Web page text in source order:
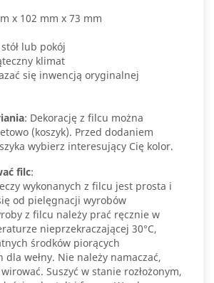
x 102 mm x 73 mm
lub pokój
klimat
się inwencją oryginalnej
: Dekorację z filcu można
(koszyk). Przed dodaniem
wybierz interesujący Cię kolor.
filc:
wykonanych z filcu jest prosta i
od pielęgnacji wyrobów
z filcu należy prać ręcznie w
nieprzekraczającej 30°C,
środków piorących
dla wełny. Nie należy namaczać,
Suszyć w stanie rozłożonym,